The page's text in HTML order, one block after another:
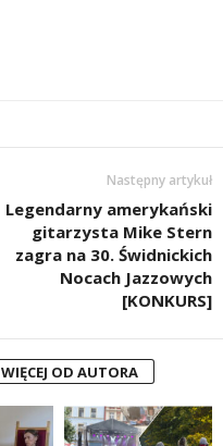
Następny artykuł
Legendarny amerykański
gitarzysta Mike Stern
zagra na 30. Świdnickich
Nocach Jazzowych
[KONKURS]
WIĘCEJ OD AUTORA